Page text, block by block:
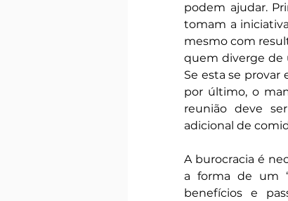
podem ajudar.
tomam a
mesmo com
quem diverge de
Se esta se
por último, o
reunião deve
adicional de
A burocracia é
a forma de um
benefícios e